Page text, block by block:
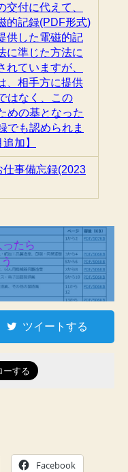
交付に代えて、
的記録(PDF形式)
供した電磁的記
に準じた方法に
れていますが、
、相手方に提供
はなく、この
めの基となった
でも認められま
加】
事備忘録(2023
ったら
ツイートする
Facebook